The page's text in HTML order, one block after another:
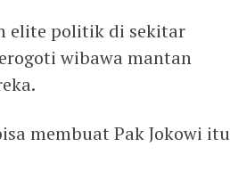
elite politik di sekitar
wibawa mantan
membuat Pak Jokowi itu